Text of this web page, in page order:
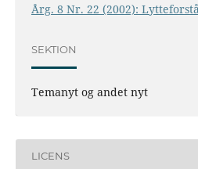
Årg. 8 Nr. 22 (2002):
SEKTION
Temanyt og andet nyt
LICENS